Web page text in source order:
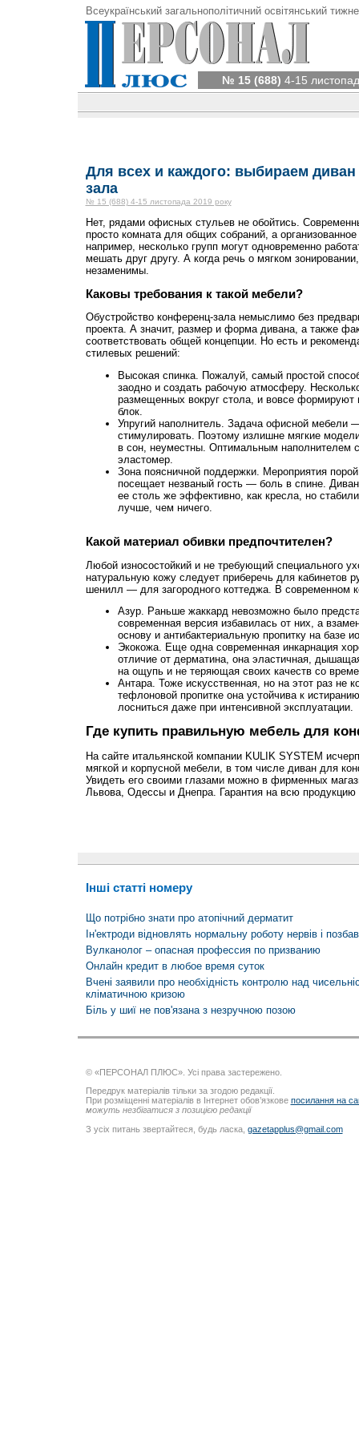
Всеукраїнський загальнополітичний освітянський
№ 15 (688) 4-15
Для всех и каждого: выбираем
зала
№ 15 (688) 4-15 листопада 2019 року
Нет, рядами офисных стульев не обойтись.
просто комната для общих собраний, а
например, несколько групп могут одновременно
мешать друг другу. А когда речь о мягком
незаменимы.
Каковы требования к такой мебели?
Обустройство конференц-зала немыслимо без
проекта. А значит, размер и форма дивана, а также
соответствовать общей концепции. Но есть и
стилевых решений:
Высокая спинка. Пожалуй, самый простой
заодно и создать рабочую атмосферу.
размещенных вокруг стола, и вовсе формируют
блок.
Упругий наполнитель. Задача офисной мебели
стимулировать. Поэтому излишне мягкие
в сон, неуместны. Оптимальным наполнителем
эластомер.
Зона поясничной поддержки. Мероприятия порой
посещает незваный гость — боль в спине.
ее столь же эффективно, как кресла, но
лучше, чем ничего.
Какой материал обивки предпочтителен?
Любой износостойкий и не требующий специального
натуральную кожу следует приберечь для кабинетов
шенилл — для загородного коттеджа. В современном
Азур. Раньше жаккард невозможно было
современная версия избавилась от них, а
основу и антибактериальную пропитку на базе
Экокожа. Еще одна современная инкарнация
отличие от дерматина, она эластичная,
на ощупь и не теряющая своих качеств со
Антара. Тоже искусственная, но на этот раз не
тефлоновой пропитке она устойчива к
лосниться даже при интенсивной эксплуатации.
Где купить правильную мебель для
На сайте итальянской компании KULIK SYSTEM
мягкой и корпусной мебели, в том числе диван для
Увидеть его своими глазами можно в фирменных
Львова, Одессы и Днепра. Гарантия на всю
Інші статті номеру
Що потрібно знати про атопічний дерматит
Ін'ектроди відновлять нормальну роботу нервів і
Вулканолог – опасная профессия по призванию
Онлайн кредит в любое время суток
Вчені заявили про необхідність контролю над
кліматичною кризою
Біль у шиї не пов'язана з незручною позою
© «ПЕРСОНАЛ ПЛЮС». Усі права застережено.
Передрук матеріалів тільки за згодою редакції.
При розміщенні матеріалів в Інтернет обов’язкове посилання на
можуть незбігатися з позицією редакції
З усіх питань звертайтеся, будь ласка, gazetapplus@gmail.com